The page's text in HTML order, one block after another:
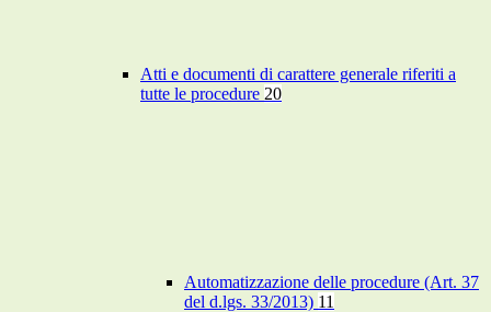
Atti e documenti di carattere generale riferiti a
tutte le procedure 20
Automatizzazione delle procedure (Art. 37
del d.lgs. 33/2013) 11